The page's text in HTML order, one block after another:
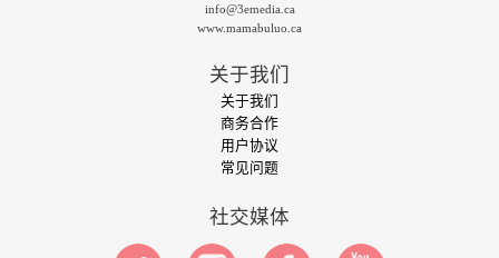
info@3emedia.ca
www.mamabuluo.ca
关于我们
关于我们
商务合作
用户协议
常见问题
社交媒体